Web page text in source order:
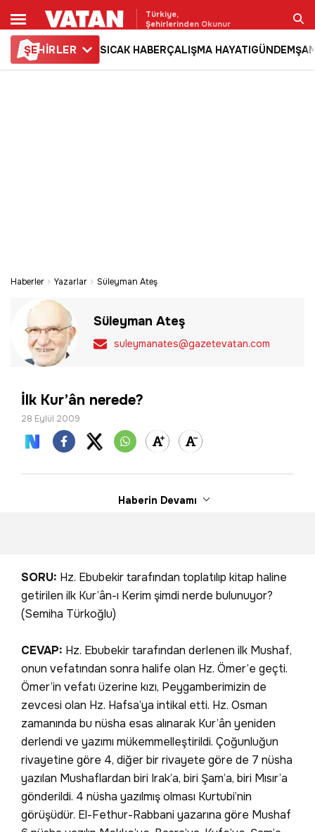
Türkiye,
Şehirlerinden Okunur
ŞEHİRLER SICAK HABERÇALIŞMA HAYATIGÜNDEM
Haberler Yazarlar Süleyman Ateş
Süleyman Ateş
suleymanates@gazetevatan.com
İlk Kur’ân nerede?
28 Eylül 2009
Haberin Devamı
SORU: Hz. Ebubekir tarafından toplatılıp kitap haline
getirilen ilk Kur’ân-ı Kerim şimdi nerde bulunuyor?
(Semiha Türkoğlu)
CEVAP: Hz. Ebubekir tarafından derlenen ilk Mushaf,
onun vefatından sonra halife olan Hz. Ömer’e geçti.
Ömer’in vefatı üzerine kızı, Peygamberimizin de
zevcesi olan Hz. Hafsa’ya intikal etti. Hz. Osman
zamanında bu nüsha esas alınarak Kur’ân yeniden
derlendi ve yazımı mükemmelleştirildi. Çoğunluğun
rivayetine göre 4, diğer bir rivayete göre de 7 nüsha
yazılan Mushaflardan biri Irak’a, biri Şam’a, biri Mısır’a
gönderildi. 4 nüsha yazılmış olması Kurtubi’nin
görüşüdür. El-Fethur-Rabbani yazarına göre Mushaf